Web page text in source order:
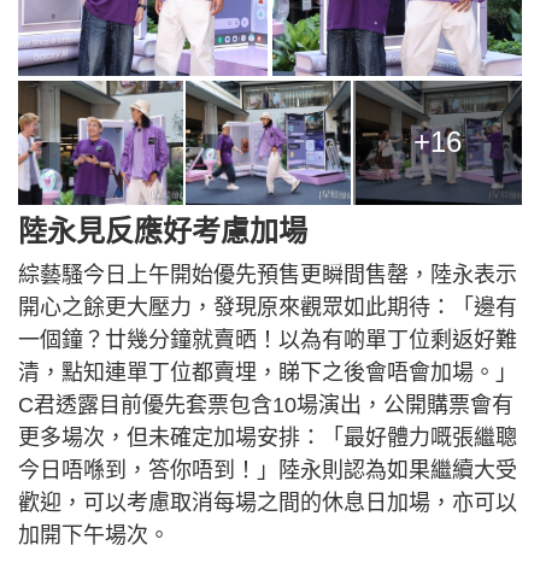
+16
陸永見反應好考慮加場
綜藝騷今日上午開始優先預售更瞬間售罄，陸永表示
開心之餘更大壓力，發現原來觀眾如此期待：「邊有
一個鐘？廿幾分鐘就賣晒！以為有啲單丁位剩返好難
清，點知連單丁位都賣埋，睇下之後會唔會加場。」
C君透露目前優先套票包含10場演出，公開購票會有
更多場次，但未確定加場安排：「最好體力嘅張繼聰
今日唔喺到，答你唔到！」陸永則認為如果繼續大受
歡迎，可以考慮取消每場之間的休息日加場，亦可以
加開下午場次。